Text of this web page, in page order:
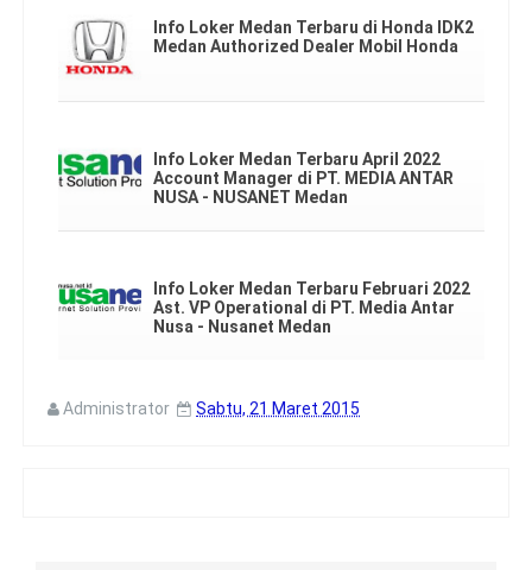
Info Loker Medan Terbaru di Honda IDK2
Medan Authorized Dealer Mobil Honda
Info Loker Medan Terbaru April 2022
Account Manager di PT. MEDIA ANTAR
NUSA - NUSANET Medan
Info Loker Medan Terbaru Februari 2022
Ast. VP Operational di PT. Media Antar
Nusa - Nusanet Medan
Administrator Sabtu, 21 Maret 2015